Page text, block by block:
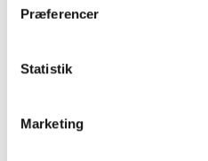
Præferencer
Statistik
Marketing
Se alle vores flodkrydstogter ...